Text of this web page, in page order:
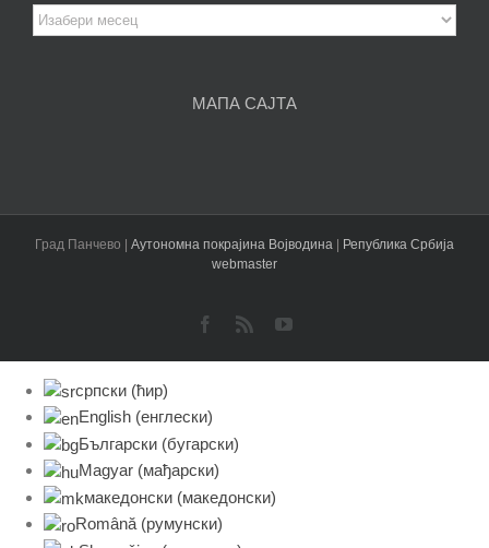
Архива
чланака
МАПА САЈТА
Град Панчево | Аутономна покрајина Војводина | Република Србија
webmaster
Facebook
Rss YouTube
српски (ћир)
English (енглески)
Български (бугарски)
Magyar (мађарски)
македонски (македонски)
Română(румунски)